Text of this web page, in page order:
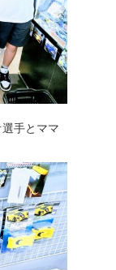
手とママ